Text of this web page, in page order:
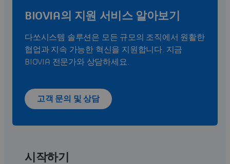
BIOVIA의 지원 서비스 알아보기
다쏘시스템 솔루션은 모든 규모의 조직에서 원활한
협업과 지속 가능한 혁신을 지원합니다. 지금
BIOVIA 전문가와 상담하세요.
고객 문의 및 상담
시작하기